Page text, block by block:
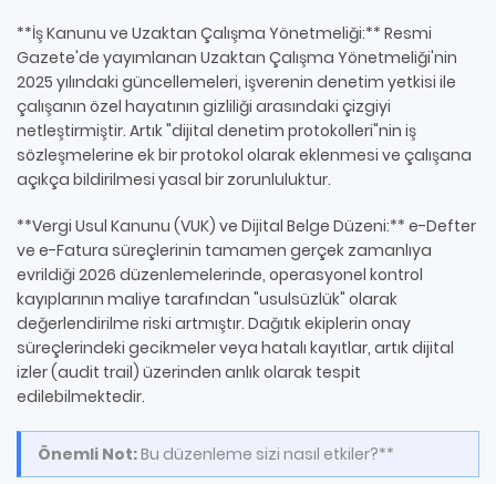
**İş Kanunu ve Uzaktan Çalışma Yönetmeliği:** Resmi
Gazete'de yayımlanan Uzaktan Çalışma Yönetmeliği'nin
2025 yılındaki güncellemeleri, işverenin denetim yetkisi ile
çalışanın özel hayatının gizliliği arasındaki çizgiyi
netleştirmiştir. Artık "dijital denetim protokolleri"nin iş
sözleşmelerine ek bir protokol olarak eklenmesi ve çalışana
açıkça bildirilmesi yasal bir zorunluluktur.
**Vergi Usul Kanunu (VUK) ve Dijital Belge Düzeni:** e-Defter
ve e-Fatura süreçlerinin tamamen gerçek zamanlıya
evrildiği 2026 düzenlemelerinde, operasyonel kontrol
kayıplarının maliye tarafından "usulsüzlük" olarak
değerlendirilme riski artmıştır. Dağıtık ekiplerin onay
süreçlerindeki gecikmeler veya hatalı kayıtlar, artık dijital
izler (audit trail) üzerinden anlık olarak tespit
edilebilmektedir.
Önemli Not:Bu düzenleme sizi nasıl etkiler?**